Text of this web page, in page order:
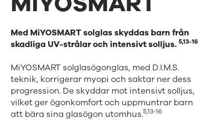
Med MiYOSMART solglas skyddas barn från
skadliga UV-strålar och intensivt solljus.5,13-16
MiYOSMART solglasögonglas, med D.I.M.S.
teknik, korrigerar myopi och saktar ner dess
progression. De skyddar mot intensivt solljus,
vilket ger ögonkomfort och uppmuntrar barn
att bära sina glasögon utomhus.5,13-16